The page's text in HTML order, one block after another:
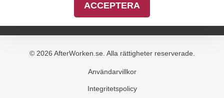
Alla afterworker
© 2026 AfterWorken.se. Alla rättigheter reserverade.
Användarvillkor
Integritetspolicy
ACCEPTERA